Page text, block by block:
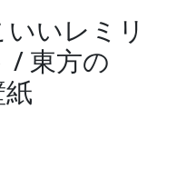
いレミリ
/ 東方の